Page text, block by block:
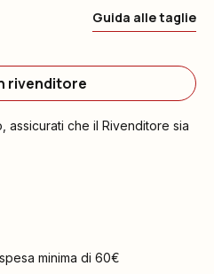
Guida alle taglie
rivenditore
assicurati che il Rivenditore sia
minima di 60€